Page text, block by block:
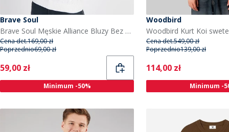
Brave Soul
Brave Soul Męskie Alliance Bluzy Bez Kaptura Biały
Cena det.169,00 zł
Poprzednio69,00 zł
Current
59,00 zł
Minimum -50%
Woodbird
Cena det.549,00 zł
Poprzednio139,00 zł
Current
114,00 zł
Minimum -